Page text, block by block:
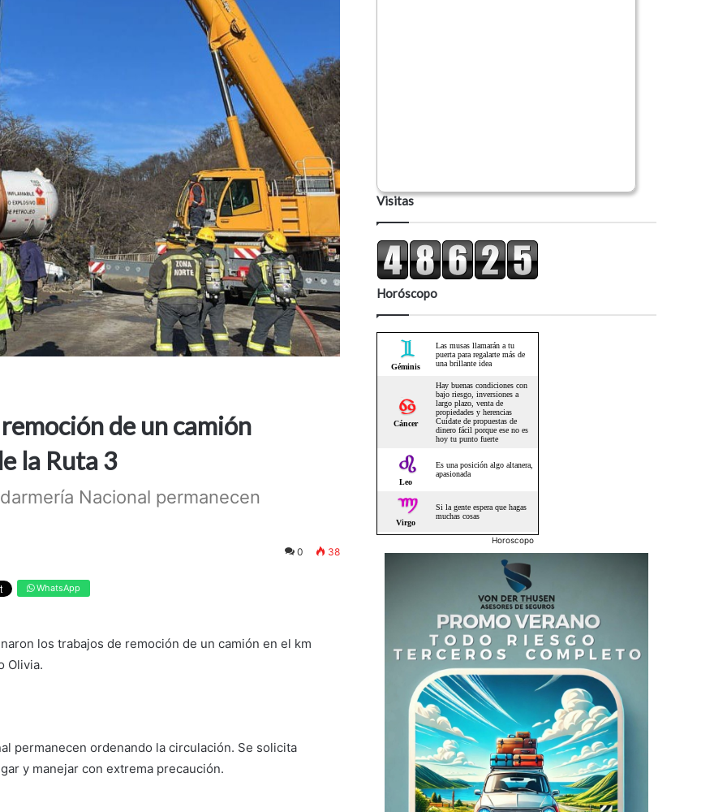
de un camión
la Ruta 3
Nacional permanecen
0 38
WhatsApp
los trabajos de remoción de un camión en el km
Olivia.
permanecen ordenando la circulación. Se solicita
y manejar con extrema precaución.
Visitas
Horóscopo
Horoscopo